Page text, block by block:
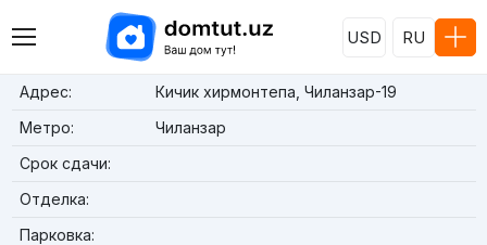
USD RU
Адрес:
Кичик хирмонтепа, Чиланзар-19
Метро:
Чиланзар
Срок сдачи:
Отделка:
Парковка: